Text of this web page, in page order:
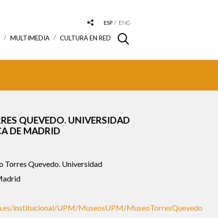
ESP ENG
MULTIMEDIA CULTURA EN RED
QUEVEDO. UNIVERSIDAD
DE MADRID
Torres Quevedo. Universidad
institucional/UPM/MuseosUPM/MuseoTorresQuevedo